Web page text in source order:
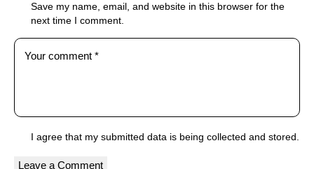
Save my name, email, and website in this browser for the
next time I comment.
I agree that my submitted data is being collected and stored